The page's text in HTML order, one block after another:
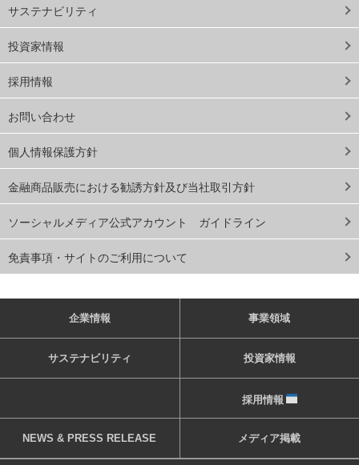
サステナビリティ
投資家情報
採用情報
お問い合わせ
個人情報保護方針
金融商品販売における勧誘方針及び当社取引方針
ソーシャルメディア公式アカウント ガイドライン
免責事項・サイトのご利用について
企業情報 事業領域
サステナビリティ 投資家情報
採用情報
NEWS & PRESS RELEASE メディア掲載